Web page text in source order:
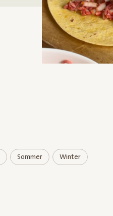
Sommer Winter